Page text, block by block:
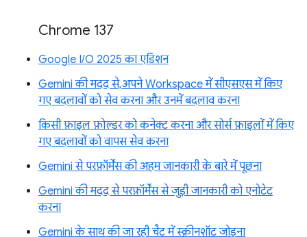
Chrome 137
Google I/O 2025 का एडिशन
Gemini की मदद से, अपने Workspace में सीएसएस में किए
गए बदलावों को सेव करना और उनमें बदलाव करना
किसी फ़ाइल फ़ोल्डर को कनेक्ट करना और सोर्स फ़ाइलों में किए
गए बदलावों को वापस सेव करना
Gemini से परफ़ॉर्मेंस की अहम जानकारी के बारे में पूछना
Gemini की मदद से परफ़ॉर्मेंस से जुड़ी जानकारी को एनोटेट
करना
Gemini के साथ की जा रही चैट में स्क्रीनशॉट जोड़ना